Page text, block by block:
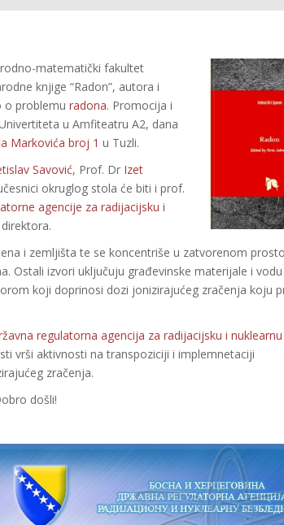
matematički fakultet
knjige “Radon”, autora i
o problemu radona. Promocija i
u Amfiteatru A2, dana
Markovića broj 1 u Tuzli.
Savović, Prof. Dr Izet
okruglog stola će biti i prof.
agencije za radijacijsku i
i zemljišta te se koncentriše u zatvorenom
Ostali izvori uključuju građevinske materijale i vodu
koji doprinosi dozi jonizirajućeg zračenja koju
regulatorna agencija za radijacijsku i nuklearnu
vrši aktivnosti na transpoziciji i implemnetaciji
zračenja.
došli!